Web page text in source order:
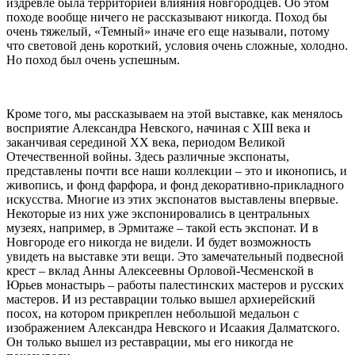
издревле была территорией влияния новгородцев. Об этом
походе вообще ничего не рассказывают никогда. Поход бы
очень тяжелый, «Темный» иначе его еще называли, потому
что световой день короткий, условия очень сложные, холодно.
Но поход был очень успешным.
Кроме того, мы рассказываем на этой выставке, как менялось
восприятие Александра Невского, начиная с XIII века и
заканчивая серединой XX века, периодом Великой
Отечественной войны. Здесь различные экспонаты,
представлены почти все наши коллекции – это и иконопись, и
живопись, и фонд фарфора, и фонд декоративно-прикладного
искусства. Многие из этих экспонатов выставлены впервые.
Некоторые из них уже экспонировались в центральных
музеях, например, в Эрмитаже – такой есть экспонат. И в
Новгороде его никогда не видели. И будет возможность
увидеть на выставке эти вещи. Это замечательный подвесной
крест – вклад Анны Алексеевны Орловой-Чесменской в
Юрьев монастырь – работы палестинских мастеров и русских
мастеров. И из реставрации только вышел архиерейский
посох, на котором прикреплен небольшой медальон с
изображением Александра Невского и Исаакия Далматского.
Он только вышел из реставрации, мы его никогда не